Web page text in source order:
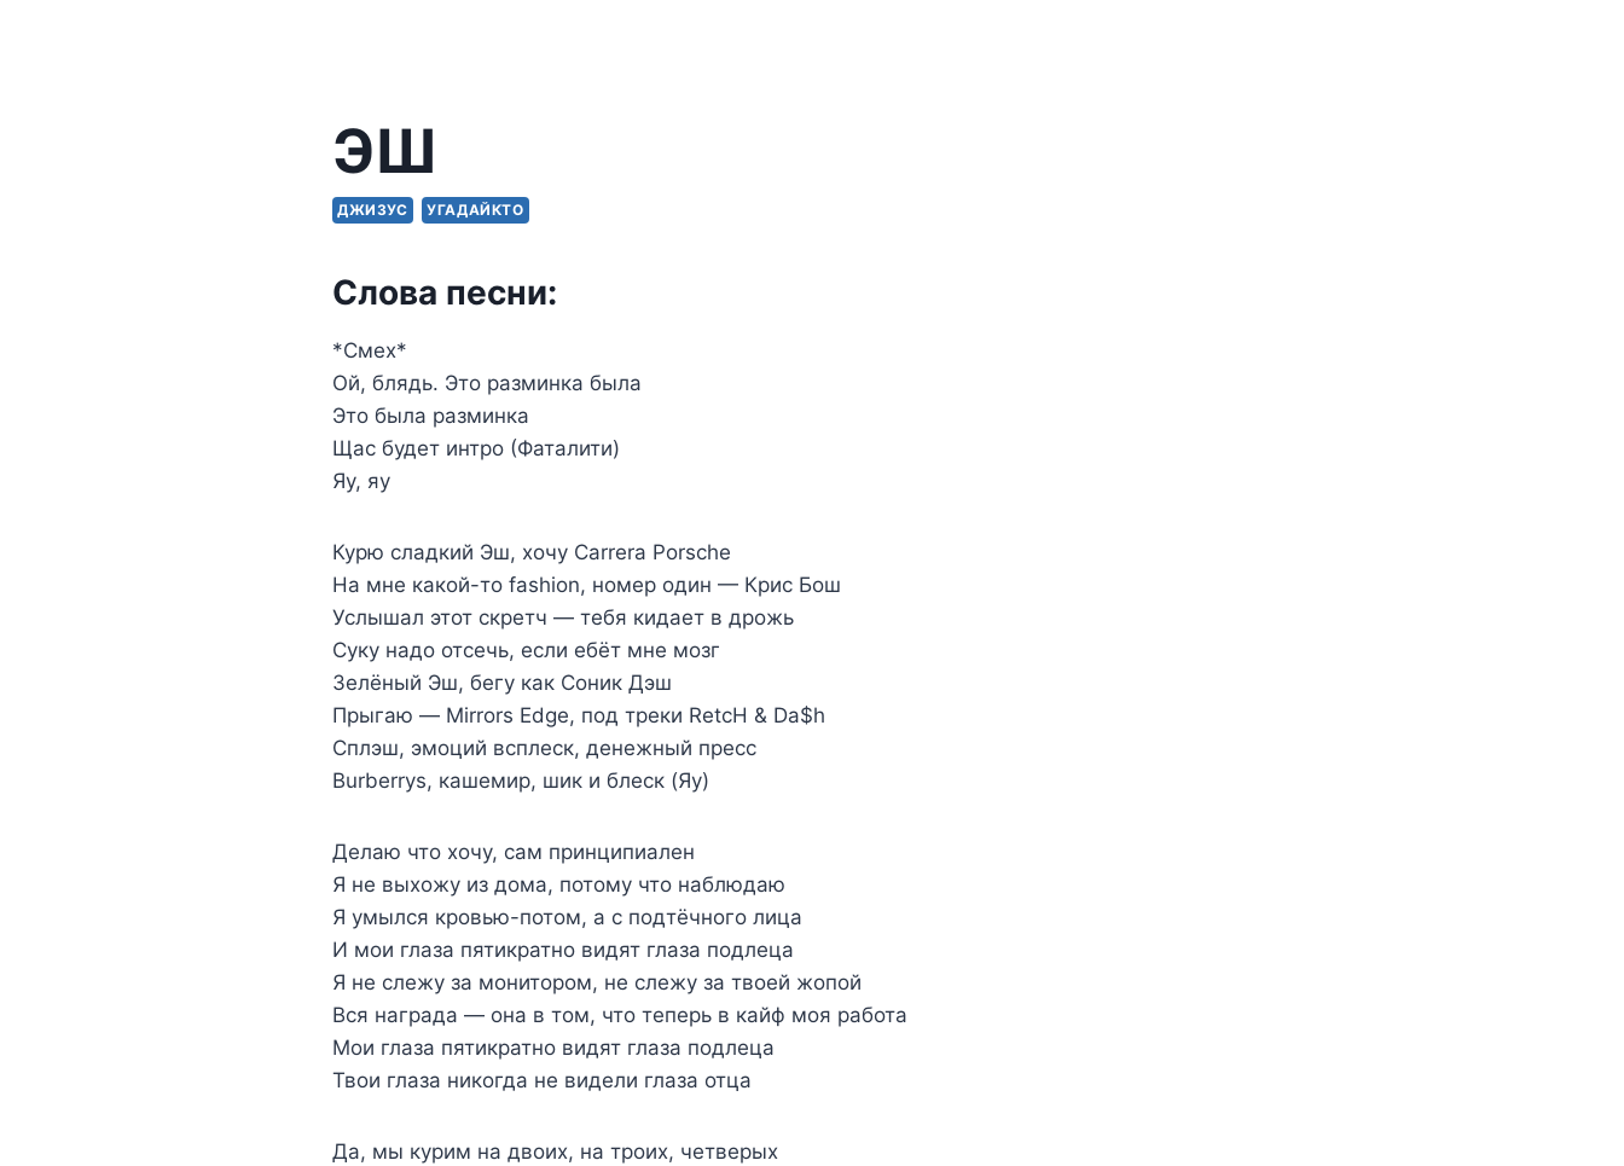
ЭШ
ДЖИЗУС УГАДАЙКТО
Слова песни:
*Смех*
Ой, блядь. Это разминка была
Это была разминка
Щас будет интро (Фаталити)
Яу, яу
Курю сладкий Эш, хочу Carrera Porsche
На мне какой-то fashion, номер один — Крис Бош
Услышал этот скретч — тебя кидает в дрожь
Суку надо отсечь, если ебёт мне мозг
Зелёный Эш, бегу как Соник Дэш
Прыгаю — Mirrors Edge, под треки RetcH & Da$h
Сплэш, эмоций всплеск, денежный пресс
Burberrys, кашемир, шик и блеск (Яу)
Делаю что хочу, сам принципиален
Я не выхожу из дома, потому что наблюдаю
Я умылся кровью-потом, а с подтёчного лица
И мои глаза пятикратно видят глаза подлеца
Я не слежу за монитором, не слежу за твоей жопой
Вся награда — она в том, что теперь в кайф моя работа
Мои глаза пятикратно видят глаза подлеца
Твои глаза никогда не видели глаза отца
Да, мы курим на двоих, на троих, четверых